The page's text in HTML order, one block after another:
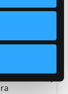
u.
eines